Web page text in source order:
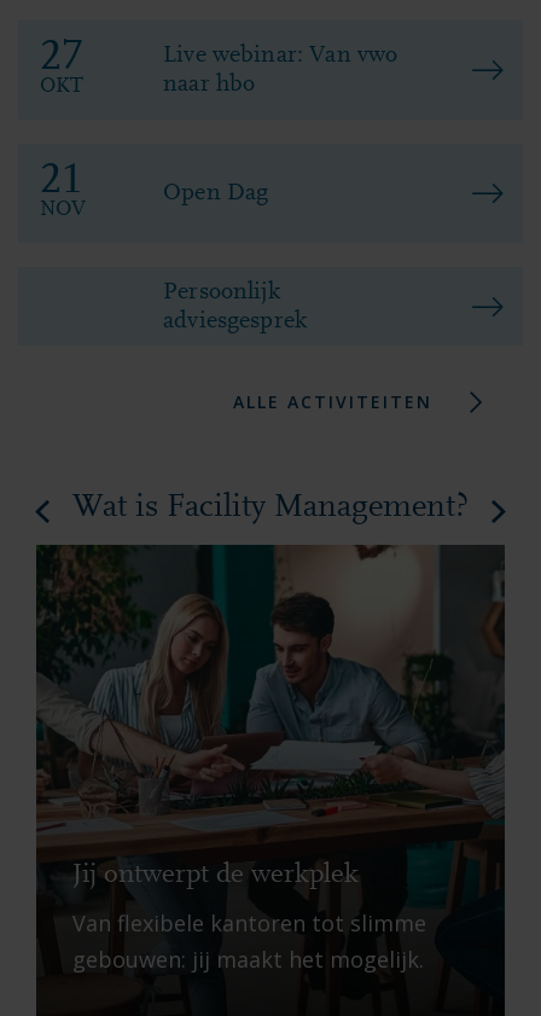
27
OKT
Live webinar: Van vwo
naar hbo
21
NOV
Open Dag
Persoonlijk
adviesgesprek
ALLE ACTIVITEITEN
Wat is Facility Management?
Jij ontwerpt de werkplek
Van flexibele kantoren tot slimme
gebouwen: jij maakt het mogelijk.